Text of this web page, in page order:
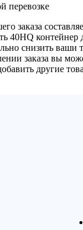
перевозке
заказа
40HQ контейнер
снизить ваши
заказа вы
другие